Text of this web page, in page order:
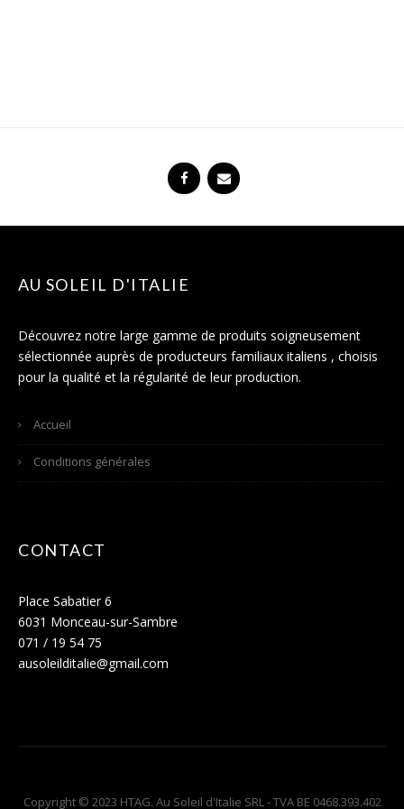
AU SOLEIL D'ITALIE
Découvrez notre large gamme de produits soigneusement
sélectionnée auprès de producteurs familiaux italiens , choisis
pour la qualité et la régularité de leur production.
Accueil
Conditions générales
CONTACT
Place Sabatier 6
6031 Monceau-sur-Sambre
071 / 19 54 75
ausoleilditalie@gmail.com
Copyright © 2023 HTAG. Au Soleil d'Italie SRL - TVA BE 0468.393.402